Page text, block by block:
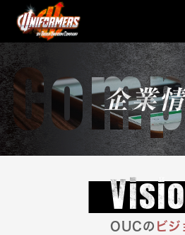
企業
OUCの ビジ